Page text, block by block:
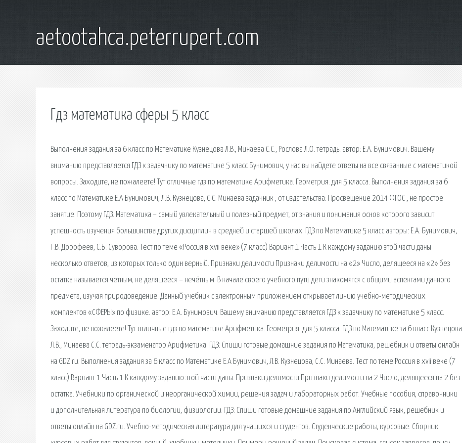
aetootahca.peterrupert.com
Гдз математика сферы 5 класс
Выполнения задания за 6 класс по Математике Кузнецова Л.В., Минаева С.С., Рослова Л.О. тетрадь. автор: Е.А. Бунимович. Вашему
вниманию представляется ГДЗ к задачнику по математике 5 класс Бунимович, у нас вы найдете ответы на все связанные с математикой
вопросы. Заходите, не пожалеете! Тут отличные гдз по математике Арифметика. Геометрия. для 5 класса. Выполнения задания за 6
класс по Математике Е.А Бунимович, Л.В. Кузнецова, С.С. Минаева задачник , от издательства: Просвещение 2014 ФГОС , не простое
занятие. Поэтому ГДЗ. Математика – самый увлекательный и полезный предмет, от знания и понимания основ которого зависит
успешность изучения большинства других дисциплин в средней и старшей школах. ГДЗ по Математике 5 класс авторы: Е.А. Бунимович,
Г.В. Дорофеев, С.Б. Суворова. Тест по теме «Россия в xvii веке» (7 класс) Вариант 1 Часть 1 К каждому заданию этой части даны
несколько ответов, из которых только один верный. Признаки делимости Признаки делимости на «2» Число, делящееся на «2» без
остатка называется чётным, не делящееся – нечётным. В начале своего учебного пути дети знакомятся с общими аспектами данного
предмета, изучая природоведение. Данный учебник с электронным приложением открывает линию учебно-методических
комплектов «СФЕРЫ» по физике. автор: Е.А. Бунимович. Вашему вниманию представляется ГДЗ к задачнику по математике 5 класс.
Заходите, не пожалеете! Тут отличные гдз по математике Арифметика. Геометрия. для 5 класса. ГДЗ по Математике за 6 класс Кузнецова
Л.В., Минаева С.С. тетрадь-экзаменатор Арифметика. ГДЗ: Спиши готовые домашние задания по Математика, решебник и ответы онлайн
на GDZ.ru. Выполнения задания за 6 класс по Математике Е.А Бунимович, Л.В. Кузнецова, С.С. Минаева. Тест по теме Россия в xvii веке (7
класс) Вариант 1 Часть 1 К каждому заданию этой части даны. Признаки делимости Признаки делимости на 2 Число, делящееся на 2 без
остатка. Учебники по органической и неорганической химии, решения задач и лабораторных работ. Учебные пособия, справочники
и дополнительная литература по биологии, физиологии. ГДЗ: Спиши готовые домашние задания по Английский язык, решебник и
ответы онлайн на GDZ.ru. Учебно-методическая литература для учащихся и студентов. Студенческие работы, курсовые. Сборник